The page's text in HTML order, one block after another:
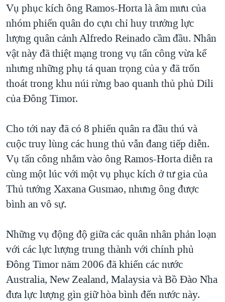
Vụ phục kích ông Ramos-Horta là âm mưu của
nhóm phiến quân do cựu chỉ huy trưởng lực
lượng quân cảnh Alfredo Reinado cầm đầu. Nhân
vật này đã thiệt mạng trong vụ tấn công vừa kể
nhưng những phụ tá quan trọng của y đã trốn
thoát trong khu núi rừng bao quanh thủ phủ Dili
của Đông Timor.
Cho tới nay đã có 8 phiến quân ra đầu thú và
cuộc truy lùng các hung thủ vẫn đang tiếp diễn.
Vụ tấn công nhắm vào ông Ramos-Horta diễn ra
cùng một lúc với một vụ phục kích ở tư gia của
Thủ tướng Xaxana Gusmao, nhưng ông được
bình an vô sự.
Những vụ động độ giữa các quân nhân phản loạn
với các lực lượng trung thành với chính phủ
Đông Timor năm 2006 đã khiến các nước
Australia, New Zealand, Malaysia và Bồ Đào Nha
đưa lực lượng gìn giữ hòa bình đến nước này.